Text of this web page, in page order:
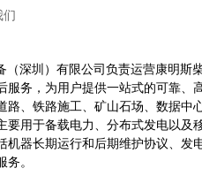
们
（深圳）有限公司负责运营康明斯
服务，为用户提供一站式的可靠
路、铁路施工、矿山石场、数据
要用于备载电力、分布式发电以及
机器长期运行和后期维护协议、发
。